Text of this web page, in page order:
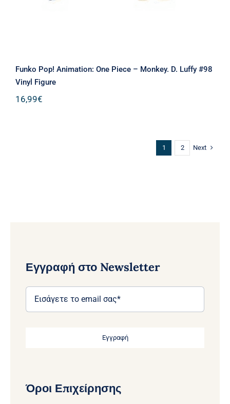
Funko Pop! Animation: One Piece – Monkey. D. Luffy #98
Vinyl Figure
16,99€
1 2 Next
Εγγραφή στο Newsletter
Εγγραφή
Όροι Επιχείρησης